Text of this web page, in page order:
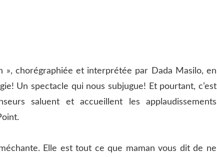
», chorégraphiée et interprétée par Dada Masilo, en
Un spectacle qui nous subjugue! Et pourtant, c’est
saluent et accueillent les applaudissements
Elle est tout ce que maman vous dit de ne